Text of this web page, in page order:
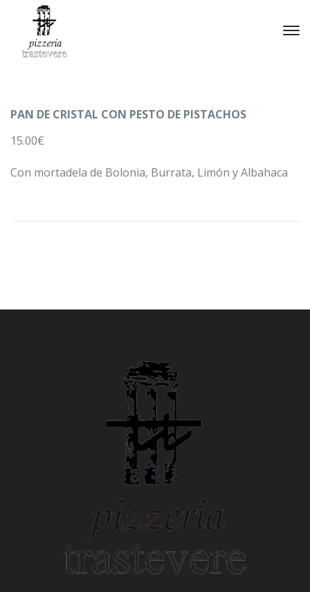
PAN DE CRISTAL CON PESTO DE PISTACHOS
15.00€
Con mortadela de Bolonia, Burrata, Limón y Albahaca